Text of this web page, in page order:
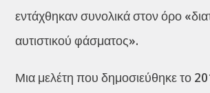
εντάχθηκαν συνολικά στον όρο
αυτιστικού φάσματος».
Μια μελέτη που δημοσιεύθηκε το